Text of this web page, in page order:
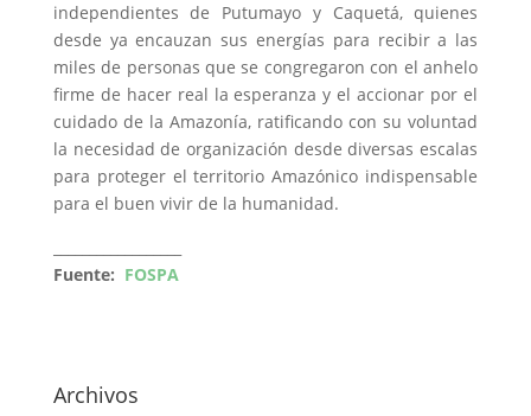
independientes de Putumayo y Caquetá, quienes
desde ya encauzan sus energías para recibir a las
miles de personas que se congregaron con el anhelo
firme de hacer real la esperanza y el accionar por el
cuidado de la Amazonía, ratificando con su voluntad
la necesidad de organización desde diversas escalas
para proteger el territorio Amazónico indispensable
para el buen vivir de la humanidad.
Fuente: FOSPA
Archivos